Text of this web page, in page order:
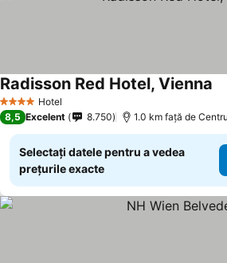
4 Stele Hotel
Radisson Red Hotel, Vienna
8,5 Excelent 8.750 1.0 km faţă de
Selectați datele pentru a vedea
prețurile exacte